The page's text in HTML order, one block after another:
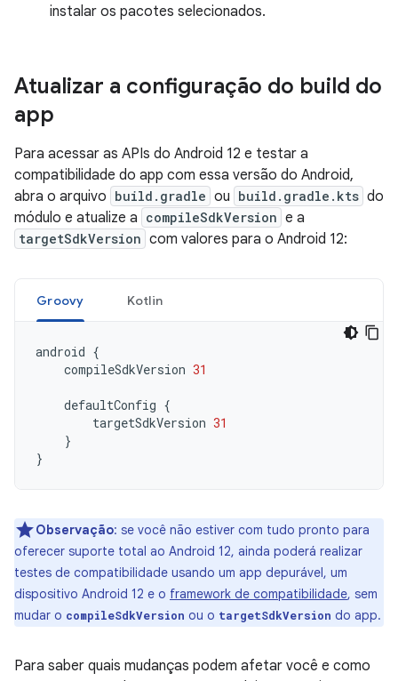
instalar os pacotes selecionados.
Atualizar a configuração do build do
app
Para acessar as APIs do Android 12 e testar a
compatibilidade do app com essa versão do Android,
abra o arquivo build.gradle ou build.gradle.kts do
módulo e atualize a compileSdkVersion e a
targetSdkVersion com valores para o Android 12:
Groovy Kotlin
android {
compileSdkVersion 31
defaultConfig {
targetSdkVersion 31
}
}
Observação: se você não estiver com tudo pronto para
oferecer suporte total ao Android 12, ainda poderá realizar
testes de compatibilidade usando um app depurável, um
dispositivo Android 12 e o framework de compatibilidade, sem
mudar o compileSdkVersion ou o targetSdkVersion do app.
Para saber quais mudanças podem afetar você e como